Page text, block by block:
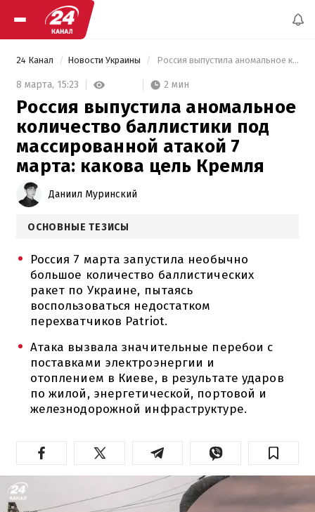
24 Канал Новости Украины Россия выпустила аномальное количество баллистики под массированной атакой 7 марта: какова цель Кремля
8 марта, 15:23 2 мин
Россия выпустила аномальное
количество баллистики под
массированной атакой 7
марта: какова цель Кремля
Даниил Муринский
ОСНОВНЫЕ ТЕЗИСЫ
Россия 7 марта запустила необычно
большое количество баллистических
ракет по Украине, пытаясь
воспользоваться недостатком
перехватчиков Patriot.
Атака вызвала значительные перебои с
поставками электроэнергии и
отоплением в Киеве, в результате ударов
по жилой, энергетической, портовой и
железнодорожной инфраструктуре.